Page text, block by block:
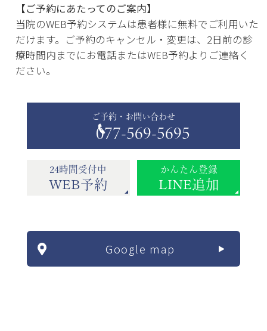
【ご予約にあたってのご案内】
当院のWEB予約システムは患者様に無料でご利用いた
だけます。ご予約のキャンセル・変更は、2日前の診
療時間内までにお電話またはWEB予約よりご連絡く
ださい。
ご予約・お問い合わせ
077-569-5695
24時間受付中
WEB予約
かんたん登録
LINE追加
Google map